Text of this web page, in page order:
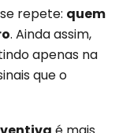
repete: quem
. Ainda assim,
apenas na
que o